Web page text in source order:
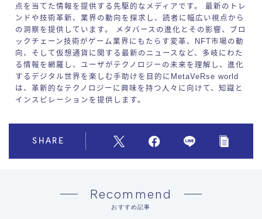
点を当てた情報を提供する先駆的なメディアです。 最新のトレ
ンドや技術革新、業界の動向を探求し、読者に幅広い視点から
の洞察を提供しています。 メタバースの進化とその影響、ブロ
ックチェーン技術がゲーム業界にもたらす変革、NFT市場の動
向、そして仮想通貨に関する最新のニュースなど、多岐にわた
る情報を網羅し、ユーザがテクノロジーの未来を理解し、進化
するデジタル世界を楽しむ手助けを目的にMetaVeRse world
は、革新的なテクノロジーに興味を持つ人々に向けて、知識と
インスピレーションを提供します。
SHARE
Recommend
おすすめ記事